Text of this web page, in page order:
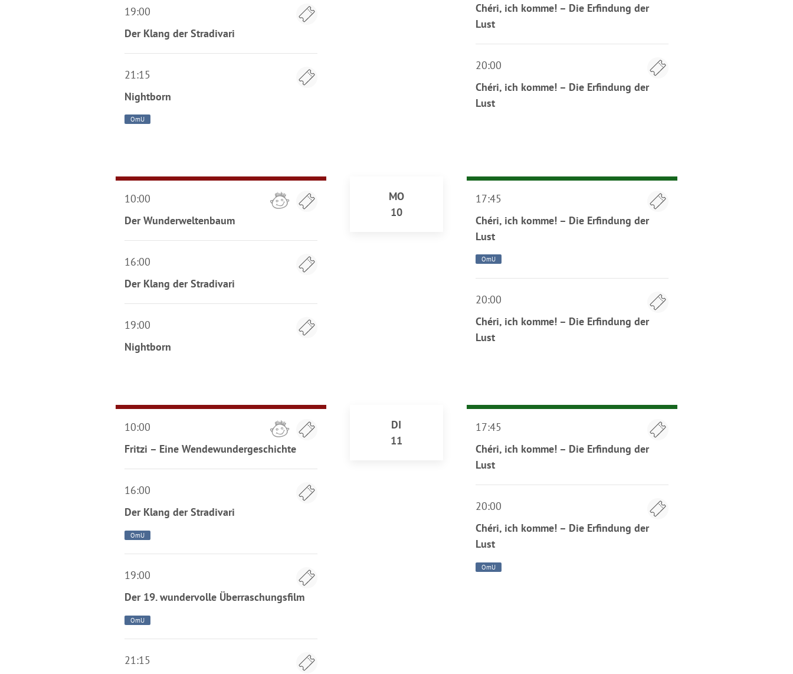
19:00
Der Klang der Stradivari
21:15
Nightborn
OmU
Chéri, ich komme! – Die Erfindung der
Lust
20:00
Chéri, ich komme! – Die Erfindung der
Lust
MO
10
10:00
Der Wunderweltenbaum
16:00
Der Klang der Stradivari
19:00
Nightborn
17:45
Chéri, ich komme! – Die Erfindung der
Lust
OmU
20:00
Chéri, ich komme! – Die Erfindung der
Lust
DI
11
10:00
Fritzi – Eine Wendewundergeschichte
16:00
Der Klang der Stradivari
OmU
19:00
Der 19. wundervolle Überraschungsfilm
OmU
21:15
17:45
Chéri, ich komme! – Die Erfindung der
Lust
20:00
Chéri, ich komme! – Die Erfindung der
Lust
OmU